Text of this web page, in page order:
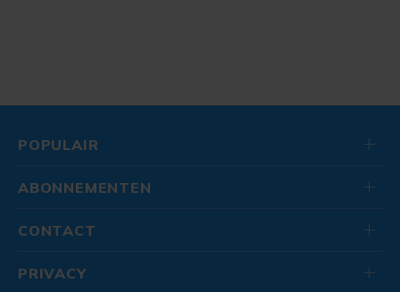
POPULAIR
ABONNEMENTEN
CONTACT
PRIVACY